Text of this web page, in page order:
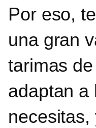
Por eso,
una gran
tarimas
adaptan a
necesitas,